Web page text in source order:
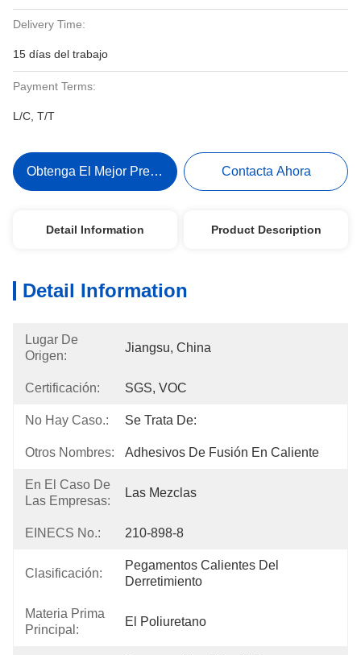
Delivery Time:
15 días del trabajo
Payment Terms:
L/C, T/T
Obtenga El Mejor Precio Contacta Ahora
Detail Information Product Description
Detail Information
Lugar De
Origen:
Jiangsu, China
Certificación: SGS, VOC
No Hay Caso.: Se Trata De:
Otros Nombres: Adhesivos De Fusión En Caliente
En El Caso De
Las Empresas:
Las Mezclas
EINECS No.: 210-898-8
Clasificación:
Pegamentos Calientes Del
Derretimiento
Materia Prima
Principal:
El Poliuretano